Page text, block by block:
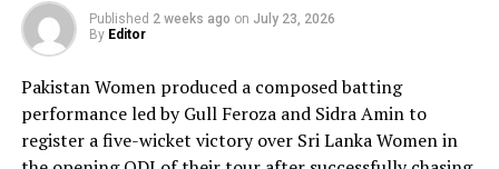
composure and a wide range of attacking strokes, she
remained unbeaten on 101 from just 64 balls, smashing
with controlled aggression, ensuring Sri Lanka stayed
ahead of the required rate throughout the chase.
Published 2 weeks ago on July 23, 2026
By Editor
Pakistan Women produced a composed batting
performance led by Gull Feroza and Sidra Amin to
register a five-wicket victory over Sri Lanka Women in